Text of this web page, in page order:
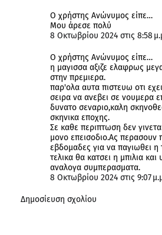
Ο χρήστης Ανώνυμος είπε…
Μου άρεσε πολύ
8 Οκτωβρίου 2024 στις 8:58
Ο χρήστης Ανώνυμος είπε…
η μαγισσα αξιζε ελαφρως
στην πρεμιερα.
παρ'ολα αυτα πιστευω οτι
σειρα να ανεβει σε νουμερα
δυνατο σεναριο,καλη
σκηνικα εποχης.
Σε καθε περιπτωση δεν
μονο επεισοδιο.Ας
εβδομαδες για να παγιωθει η
τελικα θα κατσει η μπιλια
αναλογα συμπερασματα.
8 Οκτωβρίου 2024 στις 9:07
Δημοσίευση σχολίου